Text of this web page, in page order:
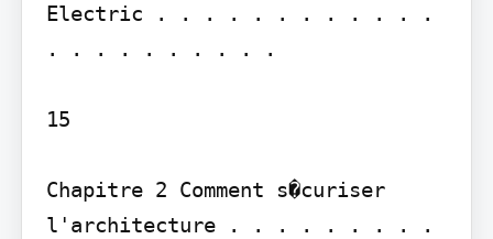
Electric . . . . . . . . . . . .
. . . . . . . . . .
15
Chapitre 2 Comment s�curiser
l'architecture . . . . . . . . .